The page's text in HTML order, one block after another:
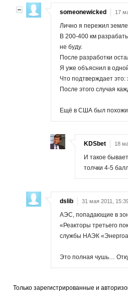
someonewicked 17
Лично я пережил
В 200-400 км
не буду.
После разработки
Я уже объяснил в
Что подтверждает
После этого случая
Ещё в США был
KDSbet 18
И такое
толчки 4-5
dslib 31 мая 2011,
АЭС, попадающие в
«Реакторы третьего
службы НАЭК
Это полная чушь…
Только зарегистрированные и